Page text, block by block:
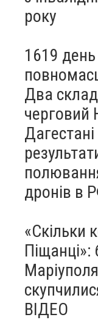
року
1619 день
Два
черговий
Дагестані
дронів в
«Скільки
Піщанці»:
ВІДЕО